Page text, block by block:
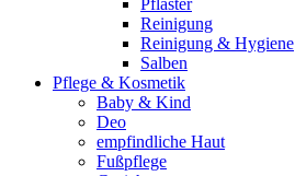
Reinigung
Reinigung & Hygiene
Salben
Pflege & Kosmetik
Baby & Kind
Deo
empfindliche Haut
Fußpflege